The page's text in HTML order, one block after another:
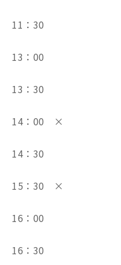
11：30
13：00
13：30
14：00 ×
14：30
15：30 ×
16：00
16：30